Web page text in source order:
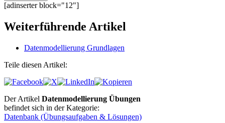
[adinserter block="12"]
Weiterführende Artikel
Datenmodellierung Grundlagen
Teile diesen Artikel:
Der Artikel Datenmodellierung Übungen
befindet sich in der Kategorie:
Datenbank (Übungsaufgaben & Lösungen)